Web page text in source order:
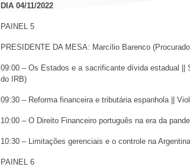
DIA 04/11/2022
PAINEL 5
PRESIDENTE DA MESA: Marcílio Barenco
09:00 – Os Estados e a sacrificante dívida estadual ||
do IRB)
09:30 – Reforma financeira e tributária espanhola ||
10:00 – O Direito Financeiro português na era da
10:30 – Limitações gerenciais e o controle na
PAINEL 6